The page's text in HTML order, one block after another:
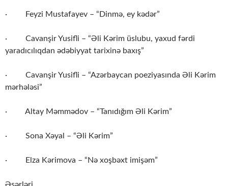
· Feyzi Mustafayev – “Dinmə, ey kədər”
· Cavanşir Yusifli – “Əli Kərim üslubu, yaxud fərdi
yaradıcılıqdan ədəbiyyat tarixinə baxış”
· Cavanşir Yusifli – “Azərbaycan poeziyasında Əli Kərim
mərhələsi”
· Altay Məmmədov – “Tanıdığım Əli Kərim”
· Sona Xəyal – “Əli Kərim”
· Elza Kərimova – “Nə xoşbəxt imişəm”